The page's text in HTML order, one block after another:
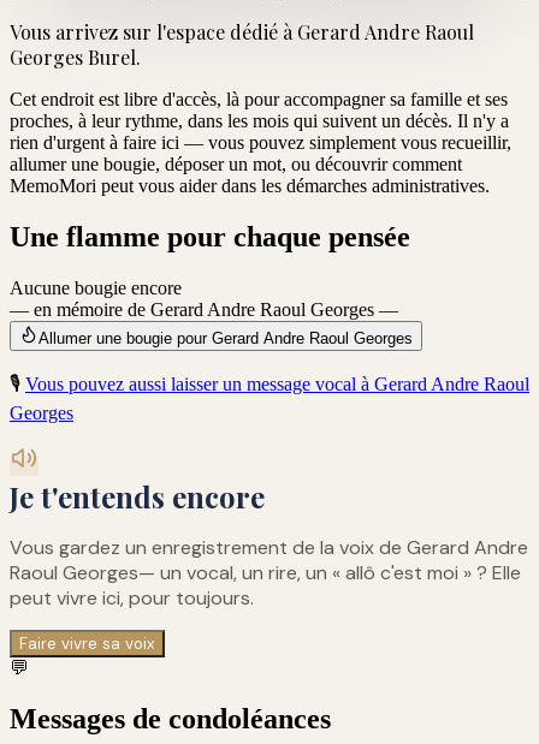
Vous arrivez sur l'espace dédié à Gerard Andre Raoul
Georges Burel.
Cet endroit est libre d'accès, là pour accompagner sa famille et ses
proches, à leur rythme, dans les mois qui suivent un décès. Il n'y a
rien d'urgent à faire ici — vous pouvez simplement vous recueillir,
allumer une bougie, déposer un mot, ou découvrir comment
MemoMori peut vous aider dans les démarches administratives.
Une flamme pour chaque pensée
Aucune bougie encore
— en mémoire de Gerard Andre Raoul Georges —
Allumer une bougie pour Gerard Andre Raoul Georges
🎙️ Vous pouvez aussi laisser un message vocal à Gerard Andre Raoul
Georges
Je t'entends encore
Vous gardez un enregistrement de la voix de Gerard Andre
Raoul Georges— un vocal, un rire, un « allô c'est moi » ? Elle
peut vivre ici, pour toujours.
Faire vivre sa voix
💬
Messages de condoléances